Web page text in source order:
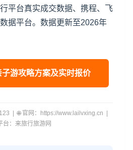
平台真实成交数据、携程、飞
据平台。数据更新至2026年
游攻略方案及实时报价
| 🌐 官网：https://www.lailvxing.cn |
台：来旅行旅游网